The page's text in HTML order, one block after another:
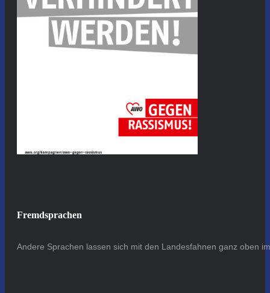
Fremdsprachen
Andere Sprachen lassen sich mit den Landesfahnen ganz oben